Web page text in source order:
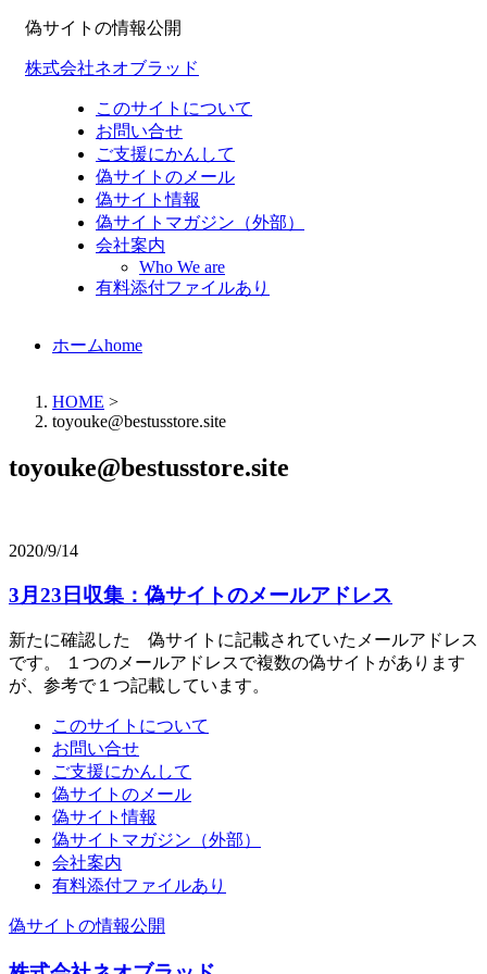
偽サイトの情報公開
株式会社ネオブラッド
このサイトについて
お問い合せ
ご支援にかんして
偽サイトのメール
偽サイト情報
偽サイトマガジン（外部）
会社案内
Who We are
有料添付ファイルあり
ホームhome
HOME >
toyouke@bestusstore.site
toyouke@bestusstore.site
2020/9/14
3月23日収集：偽サイトのメールアドレス
新たに確認した 偽サイトに記載されていたメールアドレス
です。 １つのメールアドレスで複数の偽サイトがあります
が、参考で１つ記載しています。
このサイトについて
お問い合せ
ご支援にかんして
偽サイトのメール
偽サイト情報
偽サイトマガジン（外部）
会社案内
有料添付ファイルあり
偽サイトの情報公開